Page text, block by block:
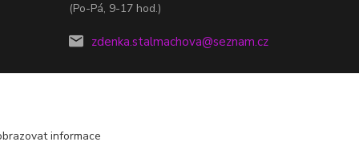
(Po-Pá, 9-17 hod.)
zdenka.stalmachova@seznam.cz
informace